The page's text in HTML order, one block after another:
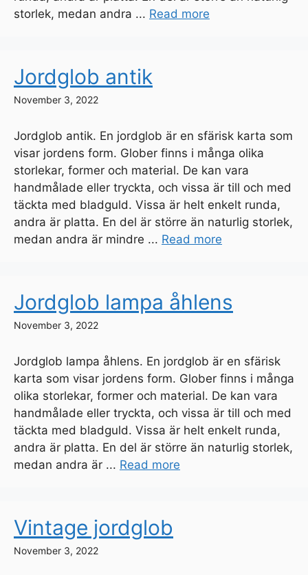
storlek, medan andra ... Read more
Jordglob antik
November 3, 2022
Jordglob antik. En jordglob är en sfärisk karta som
visar jordens form. Glober finns i många olika
storlekar, former och material. De kan vara
handmålade eller tryckta, och vissa är till och med
täckta med bladguld. Vissa är helt enkelt runda,
andra är platta. En del är större än naturlig storlek,
medan andra är mindre ... Read more
Jordglob lampa åhlens
November 3, 2022
Jordglob lampa åhlens. En jordglob är en sfärisk
karta som visar jordens form. Glober finns i många
olika storlekar, former och material. De kan vara
handmålade eller tryckta, och vissa är till och med
täckta med bladguld. Vissa är helt enkelt runda,
andra är platta. En del är större än naturlig storlek,
medan andra är ... Read more
Vintage jordglob
November 3, 2022